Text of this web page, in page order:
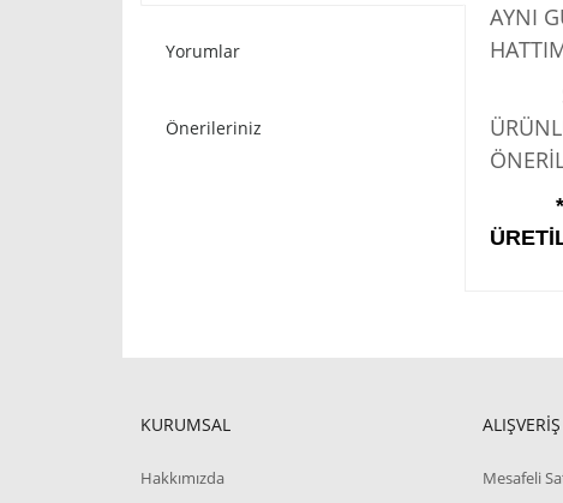
Yorumlar
Önerileriniz
AYNI
KURUMSAL
Hakkımızda
ALIŞVERİŞ
Mesafeli